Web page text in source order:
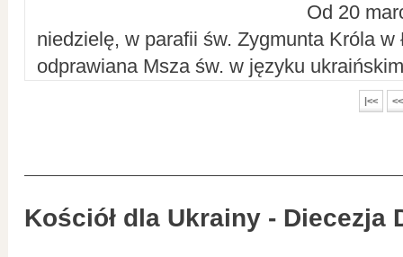
Od 20
niedzielę, w parafii św. Zygmunta Króla w
odprawiana Msza św. w języku
|<< <<
Kościół dla Ukrainy - Diecezja